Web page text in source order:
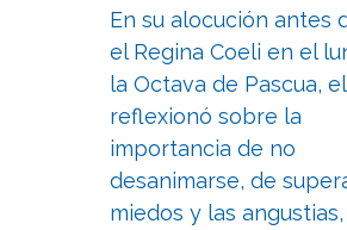
En su alocución antes
el Regina Coeli en el
la Octava de Pascua,
reflexionó sobre la
importancia de no
desanimarse, de
miedos y las